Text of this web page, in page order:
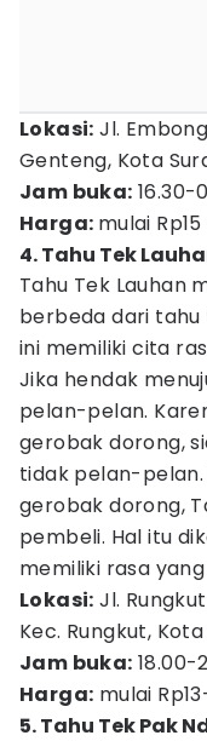
Lokasi: Jl.
Genteng, Kota
Jam buka: 16.30-
Harga: mulai
4. Tahu Tek
Tahu Tek Lauhan
berbeda dari tahu
ini memiliki cita
Jika hendak
pelan-pelan.
gerobak dorong,
tidak pelan-pelan.
gerobak dorong,
pembeli. Hal itu
memiliki rasa
Lokasi: Jl.
Kec. Rungkut,
Jam buka: 18.00-
Harga: mulai
5. Tahu Tek Pak